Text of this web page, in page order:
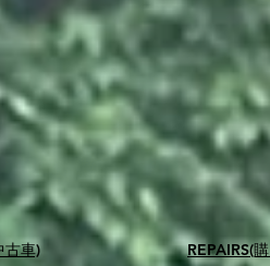
古車) ​REPAIRS(